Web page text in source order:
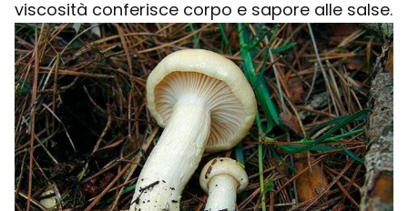
viscosità conferisce corpo e sapore alle salse.